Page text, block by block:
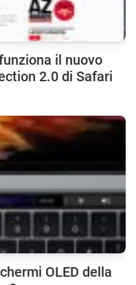
il nuovo
2.0 di Safari
OLED della